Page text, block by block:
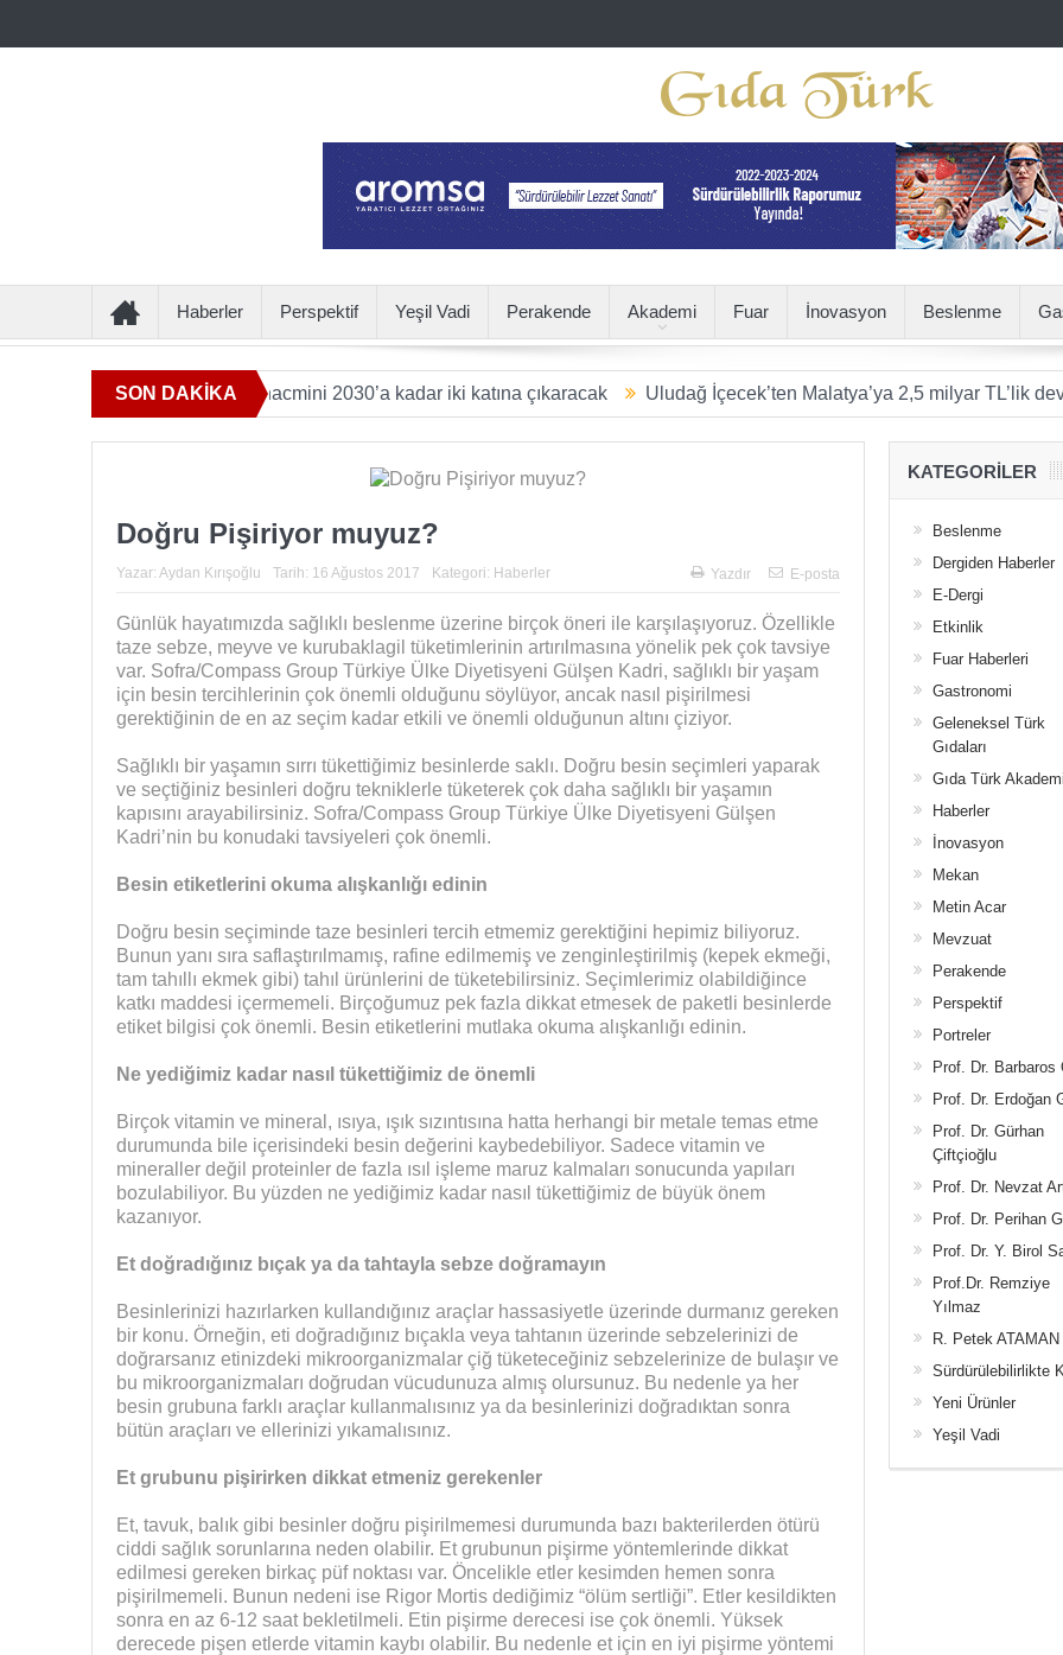
Haberler Perspektif Yeşil Vadi Perakende Akademi Fuar İnovasyon Beslenme
SON DAKİKA
katkı sunan ürün hacmini 2030’a kadar iki katına çıkaracak Uludağ İçecek’ten Malatya’ya 2,5 milyar TL’lik dev yatırım
Doğru Pişiriyor muyuz?
Yazar: Aydan Kırışoğlu Tarih: 16 Ağustos 2017 Kategori: Haberler Yazdır E-posta
Günlük hayatımızda sağlıklı beslenme üzerine birçok öneri ile karşılaşıyoruz. Özellikle
taze sebze, meyve ve kurubaklagil tüketimlerinin artırılmasına yönelik pek çok tavsiye
var. Sofra/Compass Group Türkiye Ülke Diyetisyeni Gülşen Kadri, sağlıklı bir yaşam
için besin tercihlerinin çok önemli olduğunu söylüyor, ancak nasıl pişirilmesi
gerektiğinin de en az seçim kadar etkili ve önemli olduğunun altını çiziyor.
Sağlıklı bir yaşamın sırrı tükettiğimiz besinlerde saklı. Doğru besin seçimleri yaparak
ve seçtiğiniz besinleri doğru tekniklerle tüketerek çok daha sağlıklı bir yaşamın
kapısını arayabilirsiniz. Sofra/Compass Group Türkiye Ülke Diyetisyeni Gülşen
Kadri’nin bu konudaki tavsiyeleri çok önemli.
Besin etiketlerini okuma alışkanlığı edinin
Doğru besin seçiminde taze besinleri tercih etmemiz gerektiğini hepimiz biliyoruz.
Bunun yanı sıra saflaştırılmamış, rafine edilmemiş ve zenginleştirilmiş (kepek ekmeği,
tam tahıllı ekmek gibi) tahıl ürünlerini de tüketebilirsiniz. Seçimlerimiz olabildiğince
katkı maddesi içermemeli. Birçoğumuz pek fazla dikkat etmesek de paketli besinlerde
etiket bilgisi çok önemli. Besin etiketlerini mutlaka okuma alışkanlığı edinin.
Ne yediğimiz kadar nasıl tükettiğimiz de önemli
Birçok vitamin ve mineral, ısıya, ışık sızıntısına hatta herhangi bir metale temas etme
durumunda bile içerisindeki besin değerini kaybedebiliyor. Sadece vitamin ve
mineraller değil proteinler de fazla ısıl işleme maruz kalmaları sonucunda yapıları
bozulabiliyor. Bu yüzden ne yediğimiz kadar nasıl tükettiğimiz de büyük önem
kazanıyor.
Et doğradığınız bıçak ya da tahtayla sebze doğramayın
Besinlerinizi hazırlarken kullandığınız araçlar hassasiyetle üzerinde durmanız gereken
bir konu. Örneğin, eti doğradığınız bıçakla veya tahtanın üzerinde sebzelerinizi de
doğrarsanız etinizdeki mikroorganizmalar çiğ tüketeceğiniz sebzelerinize de bulaşır ve
bu mikroorganizmaları doğrudan vücudunuza almış olursunuz. Bu nedenle ya her
besin grubuna farklı araçlar kullanmalısınız ya da besinlerinizi doğradıktan sonra
bütün araçları ve ellerinizi yıkamalısınız.
Et grubunu pişirirken dikkat etmeniz gerekenler
Et, tavuk, balık gibi besinler doğru pişirilmemesi durumunda bazı bakterilerden ötürü
ciddi sağlık sorunlarına neden olabilir. Et grubunun pişirme yöntemlerinde dikkat
edilmesi gereken birkaç püf noktası var. Öncelikle etler kesimden hemen sonra
pişirilmemeli. Bunun nedeni ise Rigor Mortis dediğimiz “ölüm sertliği”. Etler kesildikten
sonra en az 6-12 saat bekletilmeli. Etin pişirme derecesi ise çok önemli. Yüksek
derecede pişen etlerde vitamin kaybı olabilir. Bu nedenle et için en iyi pişirme yöntemi
KATEGORILER
Beslenme
Dergiden Haberler
E-Dergi
Etkinlik
Fuar Haberleri
Gastronomi
Geleneksel Türk
Gıdaları
Gıda Türk Akademi
Haberler
İnovasyon
Mekan
Metin Acar
Mevzuat
Perakende
Perspektif
Portreler
Prof. Dr. Barbaros
Prof. Dr. Erdoğan
Prof. Dr. Gürhan
Çiftçioğlu
Prof. Dr. Nevzat
Prof. Dr. Perihan
Prof. Dr. Y. Birol
Prof.Dr. Remziye
Yılmaz
R. Petek ATAMAN
Sürdürülebilirlikte
Yeni Ürünler
Yeşil Vadi